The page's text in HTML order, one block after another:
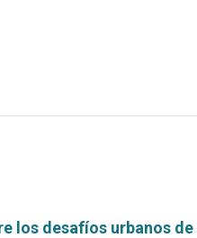
los desafíos urbanos